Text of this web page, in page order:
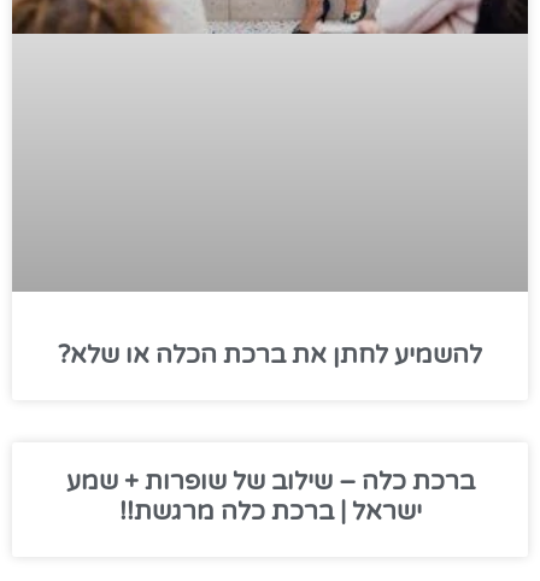
להשמיע לחתן את ברכת הכלה או שלא?
ברכת כלה – שילוב של שופרות + שמע
ישראל | ברכת כלה מרגשת!!